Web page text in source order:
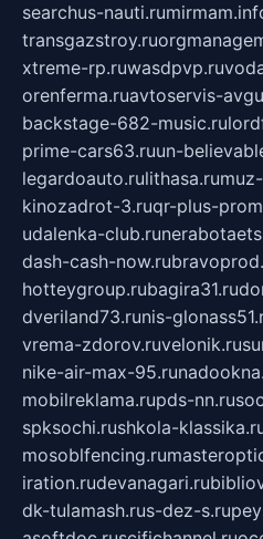
searchus-nauti.ru
transgazstroy.ru
xtreme-rp.ruwasdpvp.ru
orenferma.ruavtoservis-
backstage-682-music.ru
prime-cars63.ruun-
legardoauto.rulithasa.ru
kinozadrot-3.ruqr-plus-
udalenka-club.ru
dash-cash-now.ru
hotteygroup.rubagira31.ru
dveriland73.runis-
vrema-zdorov.ruvelonik.ru
nike-air-max-95.ru
mobilreklama.rupds-nn.ru
spksochi.rushkola-
mosoblfencing.ru
iration.rudevanagari.ru
dk-tulamash.rus-dez-s.ru